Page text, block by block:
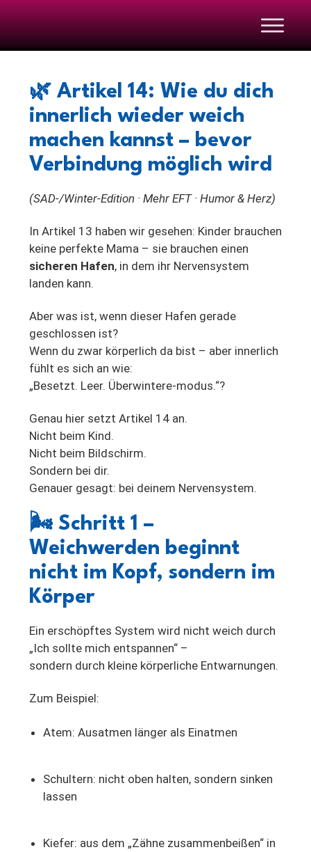
🌿 Artikel 14: Wie du dich
innerlich wieder weich
machen kannst – bevor
Verbindung möglich wird
(SAD-/Winter-Edition · Mehr EFT · Humor & Herz)
In Artikel 13 haben wir gesehen: Kinder brauchen
keine perfekte Mama – sie brauchen einen
sicheren Hafen, in dem ihr Nervensystem
landen kann.
Aber was ist, wenn dieser Hafen gerade
geschlossen ist?
Wenn du zwar körperlich da bist – aber innerlich
fühlt es sich an wie:
„Besetzt. Leer. Überwintere-modus.“?
Genau hier setzt Artikel 14 an.
Nicht beim Kind.
Nicht beim Bildschirm.
Sondern bei dir.
Genauer gesagt: bei deinem Nervensystem.
🌬 Schritt 1 –
Weichwerden beginnt
nicht im Kopf, sondern im
Körper
Ein erschöpftes System wird nicht weich durch
„Ich sollte mich entspannen“ –
sondern durch kleine körperliche Entwarnungen.
Zum Beispiel:
Atem: Ausatmen länger als Einatmen
Schultern: nicht oben halten, sondern sinken
lassen
Kiefer: aus dem „Zähne zusammenbeißen“ in